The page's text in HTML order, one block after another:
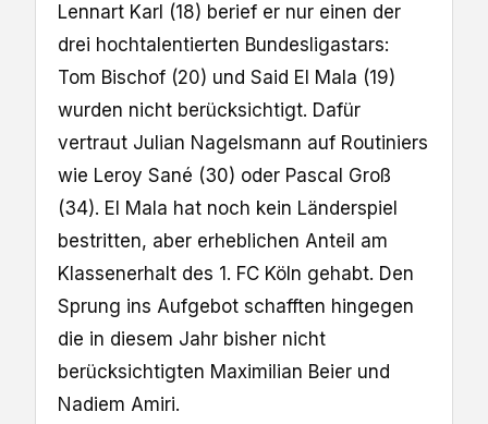
Lennart Karl (18) berief er nur einen der
drei hochtalentierten Bundesligastars:
Tom Bischof (20) und Said El Mala (19)
wurden nicht berücksichtigt. Dafür
vertraut Julian Nagelsmann auf Routiniers
wie Leroy Sané (30) oder Pascal Groß
(34). El Mala hat noch kein Länderspiel
bestritten, aber erheblichen Anteil am
Klassenerhalt des 1. FC Köln gehabt. Den
Sprung ins Aufgebot schafften hingegen
die in diesem Jahr bisher nicht
berücksichtigten Maximilian Beier und
Nadiem Amiri.